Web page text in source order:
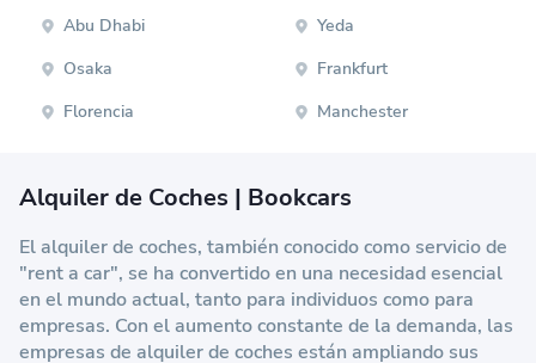
Abu Dhabi
Yeda
Osaka
Frankfurt
Florencia
Manchester
Alquiler de Coches | Bookcars
El alquiler de coches, también conocido como servicio de
"rent a car", se ha convertido en una necesidad esencial
en el mundo actual, tanto para individuos como para
empresas. Con el aumento constante de la demanda, las
empresas de alquiler de coches están ampliando sus